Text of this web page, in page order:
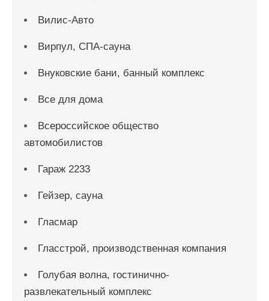
Вилис-Авто
Вирпул, СПА-сауна
Внуковские бани, банный комплекс
Все для дома
Всероссийское общество
автомобилистов
Гараж 2233
Гейзер, сауна
Гласмар
Гласстрой, производственная компания
Голубая волна, гостинично-
развлекательный комплекс